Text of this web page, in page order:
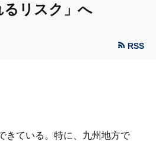
るリスク」へ
RSS
きている。特に、九州地方で